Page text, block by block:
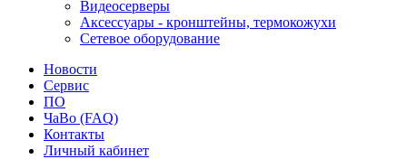
Видеосерверы
Аксессуары - кронштейны, термокожухи
Сетевое оборудование
Новости
Сервис
ПО
ЧаВо (FAQ)
Контакты
Личный кабинет